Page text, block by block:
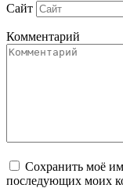
Сайт
Комментарий
Сохранить моё
последующих моих